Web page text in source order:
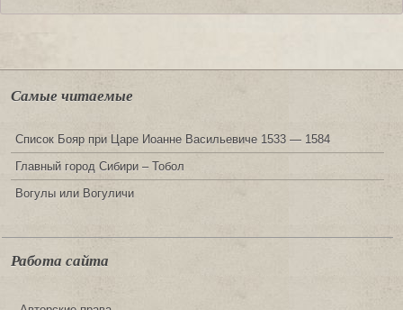
Самые читаемые
Список Бояр при Царе Иоанне Васильевиче 1533 — 1584
Главный город Сибири – Тобол
Вогулы или Вогуличи
Работа сайта